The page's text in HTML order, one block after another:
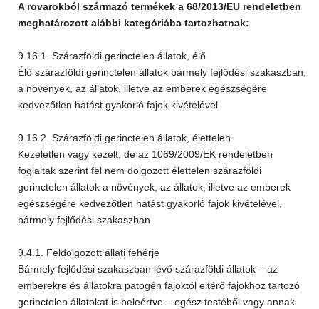
A rovarokból származó termékek a 68/2013/EU rendeletben
meghatározott alábbi kategóriába tartozhatnak:
9.16.1. Szárazföldi gerinctelen állatok, élő
Élő szárazföldi gerinctelen állatok bármely fejlődési szakaszban,
a növények, az állatok, illetve az emberek egészségére
kedvezőtlen hatást gyakorló fajok kivételével
9.16.2. Szárazföldi gerinctelen állatok, élettelen
Kezeletlen vagy kezelt, de az 1069/2009/EK rendeletben
foglaltak szerint fel nem dolgozott élettelen szárazföldi
gerinctelen állatok a növények, az állatok, illetve az emberek
egészségére kedvezőtlen hatást gyakorló fajok kivételével,
bármely fejlődési szakaszban
9.4.1. Feldolgozott állati fehérje
Bármely fejlődési szakaszban lévő szárazföldi állatok – az
emberekre és állatokra patogén fajoktól eltérő fajokhoz tartozó
gerinctelen állatokat is beleértve – egész testéből vagy annak